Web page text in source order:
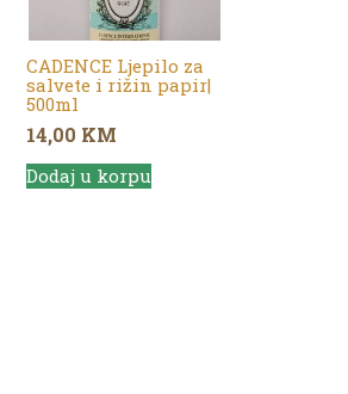
CADENCE Ljepilo za
salvete i rižin papir|
500ml
14,00 KM
Dodaj u korpu